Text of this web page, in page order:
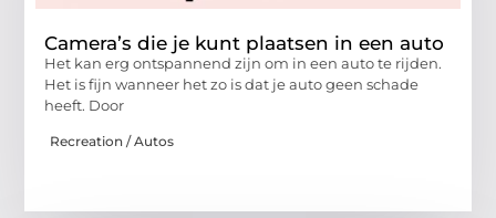
Camera’s die je kunt plaatsen in een auto
Het kan erg ontspannend zijn om in een auto te rijden.
Het is fijn wanneer het zo is dat je auto geen schade
heeft. Door
Recreation / Autos